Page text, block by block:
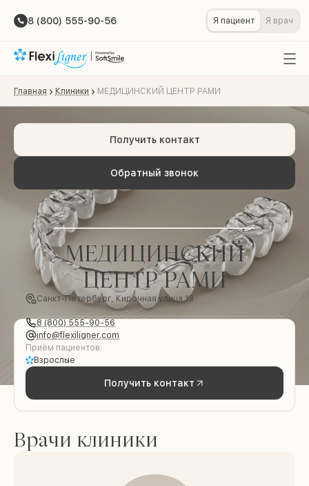
8 (800) 555-90-56 Я пациент Я врач
Главная Клиники МЕДИЦИНСКИЙ ЦЕНТР РАМИ
Обратный звонок
Получить контакт
МЕДИЦИНСКИЙ
ЦЕНТР РАМИ
Санкт-Петербург, Кирочная улица 13
8 (800) 555-90-56
info@flexiligner.com
Приём пациентов:
Взрослые
Получить контакт
Врачи клиники